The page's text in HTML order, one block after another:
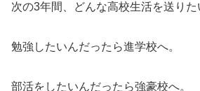
次の3年間、どんな高校生活を送りた
勉強したいんだったら進学校へ。
部活をしたいんだったら強豪校へ。